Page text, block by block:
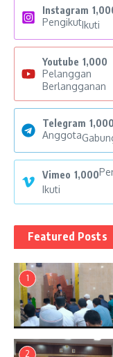
Instagram
PengikutIkuti
Youtube 1,000
Pelanggan
Berlangganan
Telegram 1,000
Anggota
Vimeo 1,000
Ikuti
Featured Posts
1
2